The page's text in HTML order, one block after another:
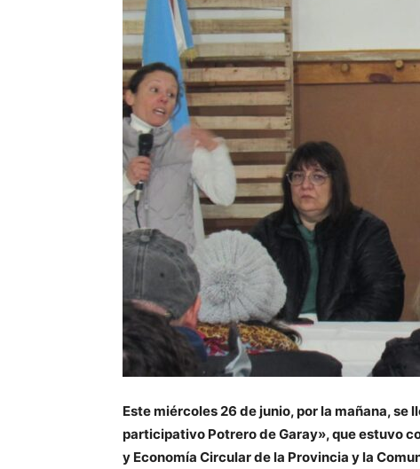
Este miércoles 26 de junio, por la mañana,
participativo Potrero de Garay», que estuvo
y Economía Circular de la Provincia y la